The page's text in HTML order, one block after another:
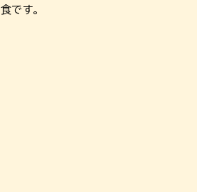
食です。